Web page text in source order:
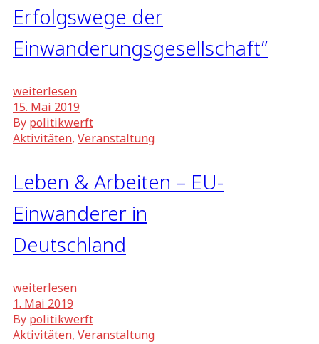
Erfolgswege der
Einwanderungsgesellschaft”
weiterlesen
15. Mai 2019
By politikwerft
Aktivitäten, Veranstaltung
Leben & Arbeiten – EU-
Einwanderer in
Deutschland
weiterlesen
1. Mai 2019
By politikwerft
Aktivitäten, Veranstaltung